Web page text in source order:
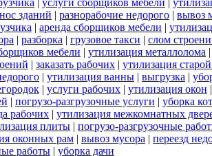
| услуги сборщиков мебели |
зданий | разнорабочие недорого | вывоз
| аренда сборщиков мебели |
| разборка | грузовое такси | слом
мебели | утилизация металлолома
| заказать рабочих | утилизация
| утилизация ванны | выгрузка |
| услуги рабочих | утилизация окон
| погрузо-разгрузочные услуги | уборка
рабочих | утилизация межкомнатных
плиты | погрузо-разгрузочные
оконных рам | вывоз мусора | переезд
работы | уборка дачи